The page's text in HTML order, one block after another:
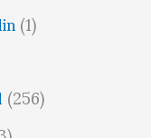
(1)
(256)